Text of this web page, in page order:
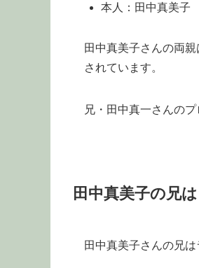
本人：田中真美子
田中真美子さんの両
されています。
兄・田中真一さんの
田中真美子の兄
田中真美子さんの兄